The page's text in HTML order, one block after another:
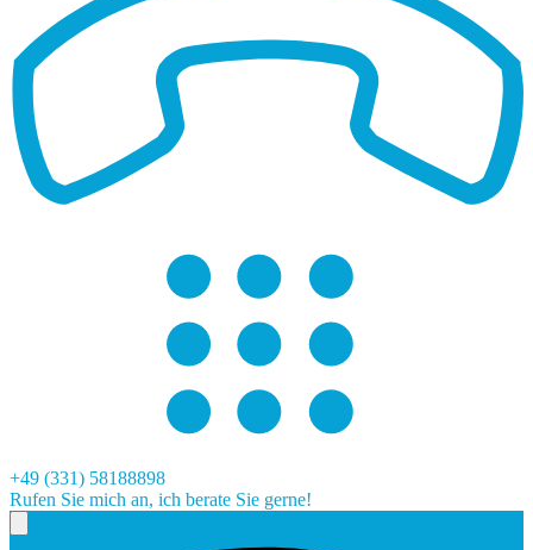
+49 (331) 58188898
Rufen Sie mich an, ich berate Sie gerne!